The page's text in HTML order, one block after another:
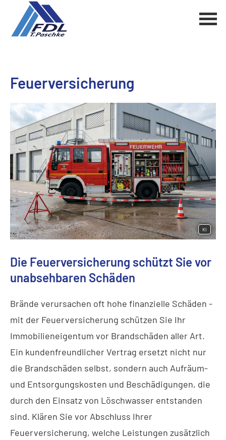
Feuerversicherung
KI
Die Feuerversicherung schützt Sie vor
unabsehbaren Schäden
Brände verursachen oft hohe finanzielle Schäden -
mit der Feuerversicherung schützen Sie Ihr
Immobilieneigentum vor Brandschäden aller Art.
Ein kundenfreundlicher Vertrag ersetzt nicht nur
die Brandschäden selbst, sondern auch Aufräum-
und Entsorgungskosten und Beschädigungen, die
durch den Einsatz von Löschwasser entstanden
sind. Klären Sie vor Abschluss Ihrer
Feuerversicherung, welche Leistungen zusätzlich